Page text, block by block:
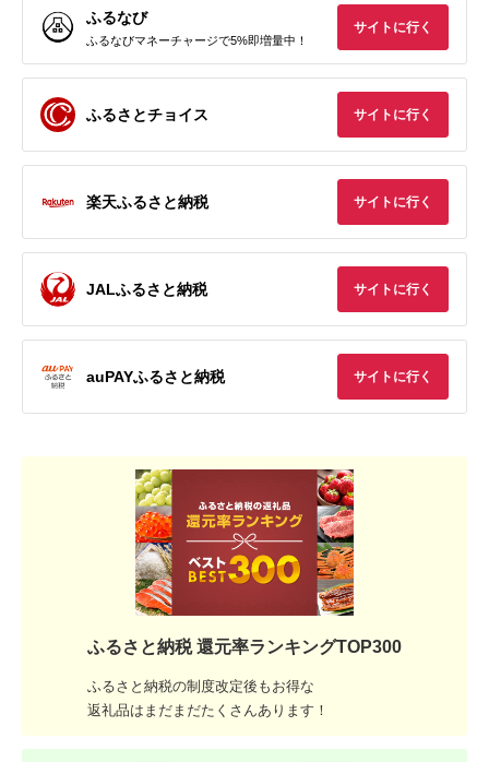
ふるなび
ふるなびマネーチャージで5%即増量中！
サイトに行く
ふるさとチョイス サイトに行く
楽天ふるさと納税 サイトに行く
JALふるさと納税 サイトに行く
auPAYふるさと納税 サイトに行く
ふるさと納税 還元率ランキングTOP300
ふるさと納税の制度改定後もお得な
返礼品はまだまだたくさんあります！